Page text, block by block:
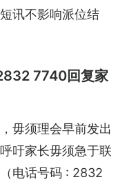
讯不影响派位结
7740回复家
毋须理会早前发出
吁家长毋须急于联
电话号码 : 2832